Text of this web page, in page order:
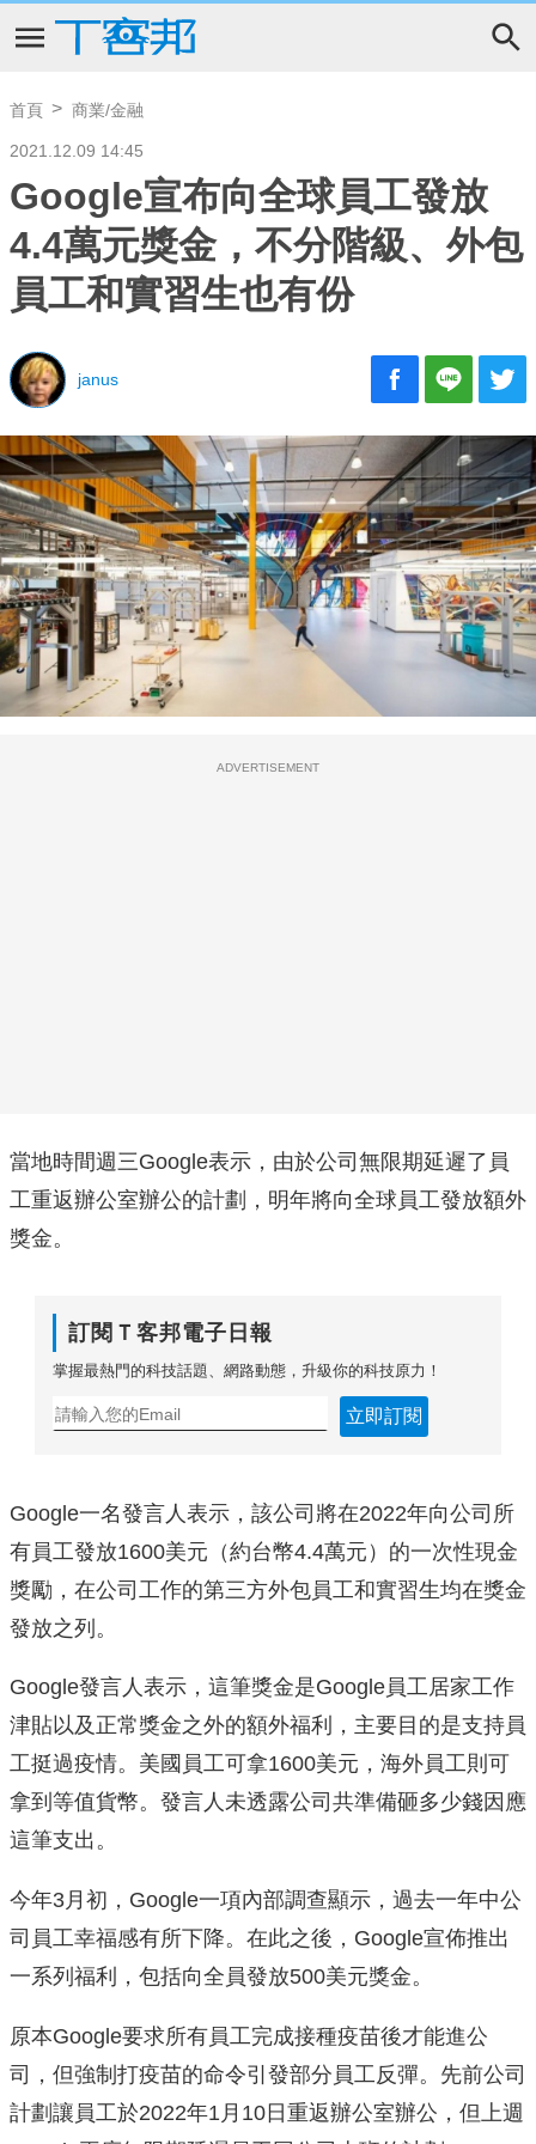
首頁 商業/金融
2021.12.09 14:45
Google宣布向全球員工發放
4.4萬元獎金，不分階級、外包
員工和實習生也有份
janus
ADVERTISEMENT
當地時間週三Google表示，由於公司無限期延遲了員
工重返辦公室辦公的計劃，明年將向全球員工發放額外
獎金。
訂閱Ｔ客邦電子日報
掌握最熱門的科技話題、網路動態，升級你的科技原力！
立即訂閱
Google一名發言人表示，該公司將在2022年向公司所
有員工發放1600美元（約台幣4.4萬元）的一次性現金
獎勵，在公司工作的第三方外包員工和實習生均在獎金
發放之列。
Google發言人表示，這筆獎金是Google員工居家工作
津貼以及正常獎金之外的額外福利，主要目的是支持員
工挺過疫情。美國員工可拿1600美元，海外員工則可
拿到等值貨幣。發言人未透露公司共準備砸多少錢因應
這筆支出。
今年3月初，Google一項內部調查顯示，過去一年中公
司員工幸福感有所下降。在此之後，Google宣佈推出
一系列福利，包括向全員發放500美元獎金。
原本Google要求所有員工完成接種疫苗後才能進公
司，但強制打疫苗的命令引發部分員工反彈。先前公司
計劃讓員工於2022年1月10日重返辦公室辦公，但上週